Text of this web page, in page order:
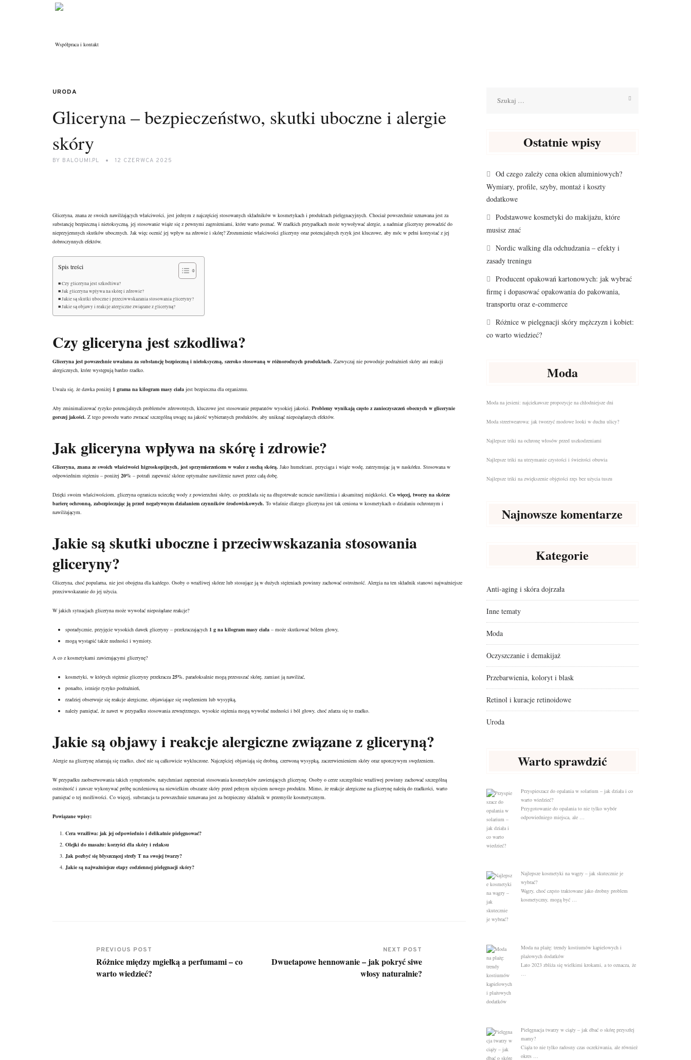
Współpraca i kontakt
URODA
Gliceryna – bezpieczeństwo, skutki uboczne i alergie
skóry
BY BALOUMI.PL 12 CZERWCA 2025
Gliceryna, znana ze swoich nawilżających właściwości, jest jednym z najczęściej stosowanych składników w kosmetykach i produktach pielęgnacyjnych. Chociaż powszechnie uznawana jest za
substancję bezpieczną i nietoksyczną, jej stosowanie wiąże się z pewnymi zagrożeniami, które warto poznać. W rzadkich przypadkach może wywoływać alergie, a nadmiar gliceryny prowadzić do
nieprzyjemnych skutków ubocznych. Jak więc ocenić jej wpływ na zdrowie i skórę? Zrozumienie właściwości gliceryny oraz potencjalnych ryzyk jest kluczowe, aby móc w pełni korzystać z jej
dobroczynnych efektów.
Spis treści
Czy gliceryna jest szkodliwa?
Jak gliceryna wpływa na skórę i zdrowie?
Jakie są skutki uboczne i przeciwwskazania stosowania gliceryny?
Jakie są objawy i reakcje alergiczne związane z gliceryną?
Czy gliceryna jest szkodliwa?
Gliceryna jest powszechnie uważana za substancję bezpieczną i nietoksyczną, szeroko stosowaną w różnorodnych produktach. Zazwyczaj nie powoduje podrażnień skóry ani reakcji
alergicznych, które występują bardzo rzadko.
Uważa się, że dawka poniżej 1 grama na kilogram masy ciała jest bezpieczna dla organizmu.
Aby zminimalizować ryzyko potencjalnych problemów zdrowotnych, kluczowe jest stosowanie preparatów wysokiej jakości. Problemy wynikają często z zanieczyszczeń obecnych w glicerynie
gorszej jakości. Z tego powodu warto zwracać szczególną uwagę na jakość wybieranych produktów, aby uniknąć niepożądanych efektów.
Jak gliceryna wpływa na skórę i zdrowie?
Gliceryna, znana ze swoich właściwości higroskopijnych, jest sprzymierzeńcem w walce z suchą skórą. Jako humektant, przyciąga i wiąże wodę, zatrzymując ją w naskórku. Stosowana w
odpowiednim stężeniu – poniżej 20% – potrafi zapewnić skórze optymalne nawilżenie nawet przez całą dobę.
Dzięki swoim właściwościom, gliceryna ogranicza ucieczkę wody z powierzchni skóry, co przekłada się na długotrwałe uczucie nawilżenia i aksamitnej miękkości. Co więcej, tworzy na skórze
barierę ochronną, zabezpieczając ją przed negatywnym działaniem czynników środowiskowych. To właśnie dlatego gliceryna jest tak ceniona w kosmetykach o działaniu ochronnym i
nawilżającym.
Jakie są skutki uboczne i przeciwwskazania stosowania
gliceryny?
Gliceryna, choć popularna, nie jest obojętna dla każdego. Osoby o wrażliwej skórze lub stosujące ją w dużych stężeniach powinny zachować ostrożność. Alergia na ten składnik stanowi najważniejsze
przeciwwskazanie do jej użycia.
W jakich sytuacjach gliceryna może wywołać niepożądane reakcje?
sporadycznie, przyjęcie wysokich dawek gliceryny – przekraczających 1 g na kilogram masy ciała – może skutkować bólem głowy,
mogą wystąpić także nudności i wymioty.
A co z kosmetykami zawierającymi glicerynę?
kosmetyki, w których stężenie gliceryny przekracza25%, paradoksalnie mogą przesuszać skórę, zamiast ją nawilżać,
ponadto, istnieje ryzyko podrażnień,
rzadziej obserwuje się reakcje alergiczne, objawiające się swędzeniem lub wysypką,
należy pamiętać, że nawet w przypadku stosowania zewnętrznego, wysokie stężenia mogą wywołać nudności i ból głowy, choć zdarza się to rzadko.
Jakie są objawy i reakcje alergiczne związane z gliceryną?
Alergie na glicerynę zdarzają się rzadko, choć nie są całkowicie wykluczone. Najczęściej objawiają się drobną, czerwoną wysypką, zaczerwienieniem skóry oraz uporczywym swędzeniem.
W przypadku zaobserwowania takich symptomów, natychmiast zaprzestań stosowania kosmetyków zawierających glicerynę. Osoby o cerze szczególnie wrażliwej powinny zachować szczególną
ostrożność i zawsze wykonywać próbę uczuleniową na niewielkim obszarze skóry przed pełnym użyciem nowego produktu. Mimo, że reakcje alergiczne na glicerynę należą do rzadkości, warto
pamiętać o tej możliwości. Co więcej, substancja ta powszechnie uznawana jest za bezpieczny składnik w przemyśle kosmetycznym.
Powiązane wpisy:
Cera wrażliwa: jak jej odpowiednio i delikatnie pielęgnować?
Olejki do masażu: korzyści dla skóry i relaksu
Jak pozbyć się błyszczącej strefy T na swojej twarzy?
Jakie są najważniejsze etapy codziennej pielęgnacji skóry?
PREVIOUS POST
Różnice między mgiełką a perfumami – co
warto wiedzieć?
NEXT POST
Dwuetapowe hennowanie – jak pokryć siwe
włosy naturalnie?
Ostatnie wpisy
Od czego zależy cena okien aluminiowych?
Wymiary, profile, szyby, montaż i koszty
dodatkowe
Podstawowe kosmetyki do makijażu, które
musisz znać
Nordic walking dla odchudzania – efekty i
zasady treningu
Producent opakowań kartonowych: jak wybrać
firmę i dopasować opakowania do pakowania,
transportu oraz e-commerce
Różnice w pielęgnacji skóry mężczyzn i kobiet:
co warto wiedzieć?
Moda
Moda na jesieni: najciekawsze propozycje na chłodniejsze dni
Moda streetwearowa: jak tworzyć modowe looki w duchu ulicy?
Najlepsze triki na ochronę włosów przed uszkodzeniami
Najlepsze triki na utrzymanie czystości i świeżości obuwia
Najlepsze triki na zwiększenie objętości rzęs bez użycia tuszu
Najnowsze komentarze
Kategorie
Anti-aging i skóra dojrzała
Inne tematy
Moda
Oczyszczanie i demakijaż
Przebarwienia, koloryt i blask
Retinol i kuracje retinoidowe
Uroda
Warto sprawdzić
Przyspieszacz do opalania w solarium – jak działa i co
warto wiedzieć?
Przygotowanie do opalania to nie tylko wybór
odpowiedniego miejsca, ale …
Najlepsze kosmetyki na wągry – jak skutecznie je
wybrać?
Wągry, choć często traktowane jako drobny problem
kosmetyczny, mogą być …
Moda na plażę: trendy kostiumów kąpielowych i
plażowych dodatków
Lato 2023 zbliża się wielkimi krokami, a to oznacza, że
Pielęgnacja twarzy w ciąży – jak dbać o skórę przyszłej
mamy?
Ciąża to nie tylko radosny czas oczekiwania, ale również
okres …